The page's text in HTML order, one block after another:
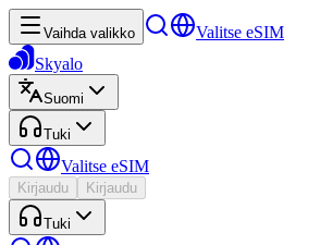
Vaihda valikko
Valitse eSIM
Skyalo
Suomi
Tuki
Valitse eSIM
Kirjaudu Kirjaudu
Tuki